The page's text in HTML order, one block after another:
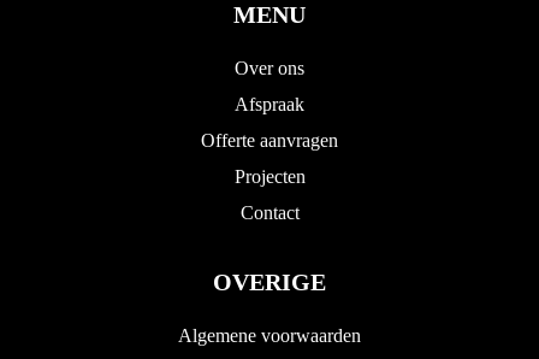
MENU
Over ons
Afspraak
Offerte aanvragen
Projecten
Contact
OVERIGE
Algemene voorwaarden